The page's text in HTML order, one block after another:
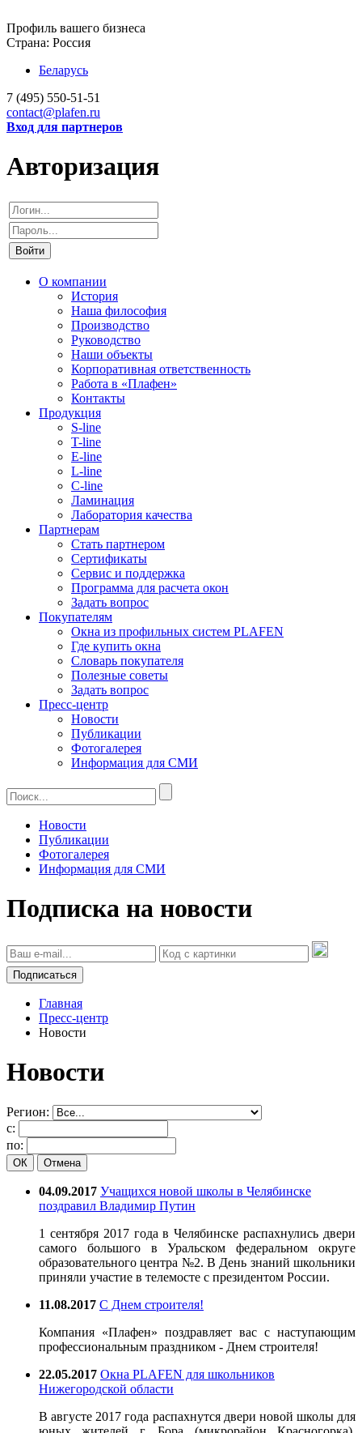
Профиль вашего бизнеса
Страна: Россия
Беларусь
7 (495) 550-51-51
contact@plafen.ru
Вход для партнеров
Авторизация
Войти
О компании
История
Наша философия
Производство
Руководство
Наши объекты
Корпоративная ответственность
Работа в «Плафен»
Контакты
Продукция
S-line
T-line
E-line
L-line
C-line
Ламинация
Лаборатория качества
Партнерам
Стать партнером
Сертификаты
Сервис и поддержка
Программа для расчета окон
Задать вопрос
Покупателям
Окна из профильных систем PLAFEN
Где купить окна
Словарь покупателя
Полезные советы
Задать вопрос
Пресс-центр
Новости
Публикации
Фотогалерея
Информация для СМИ
Новости
Публикации
Фотогалерея
Информация для СМИ
Подписка на новости
Подписаться
Главная
Пресс-центр
Новости
Новости
Регион:
с:
по:
ОК Отмена
04.09.2017 Учащихся новой школы в Челябинске
поздравил Владимир Путин
1 сентября 2017 года в Челябинске распахнулись двери
самого большого в Уральском федеральном округе
образовательного центра №2. В День знаний школьники
приняли участие в телемосте с президентом России.
11.08.2017 С Днем строителя!
Компания «Плафен» поздравляет вас с наступающим
профессиональным праздником - Днем строителя!
22.05.2017 Окна PLAFEN для школьников
Нижегородской области
В августе 2017 года распахнутся двери новой школы для